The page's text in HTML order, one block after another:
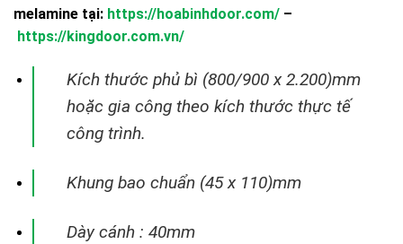
melamine tại: https://hoabinhdoor.com/ –
https://kingdoor.com.vn/
Kích thước phủ bì (800/900 x 2.200)mm
hoặc gia công theo kích thước thực tế
công trình.
Khung bao chuẩn (45 x 110)mm
Dày cánh : 40mm